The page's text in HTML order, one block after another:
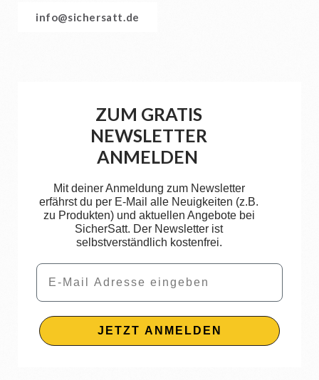
info@sichersatt.de
ZUM GRATIS
NEWSLETTER
ANMELDEN
Mit deiner Anmeldung zum Newsletter
erfährst du per E-Mail alle Neuigkeiten (z.B.
zu Produkten) und aktuellen Angebote bei
SicherSatt. Der Newsletter ist
selbstverständlich kostenfrei.
Email
JETZT ANMELDEN